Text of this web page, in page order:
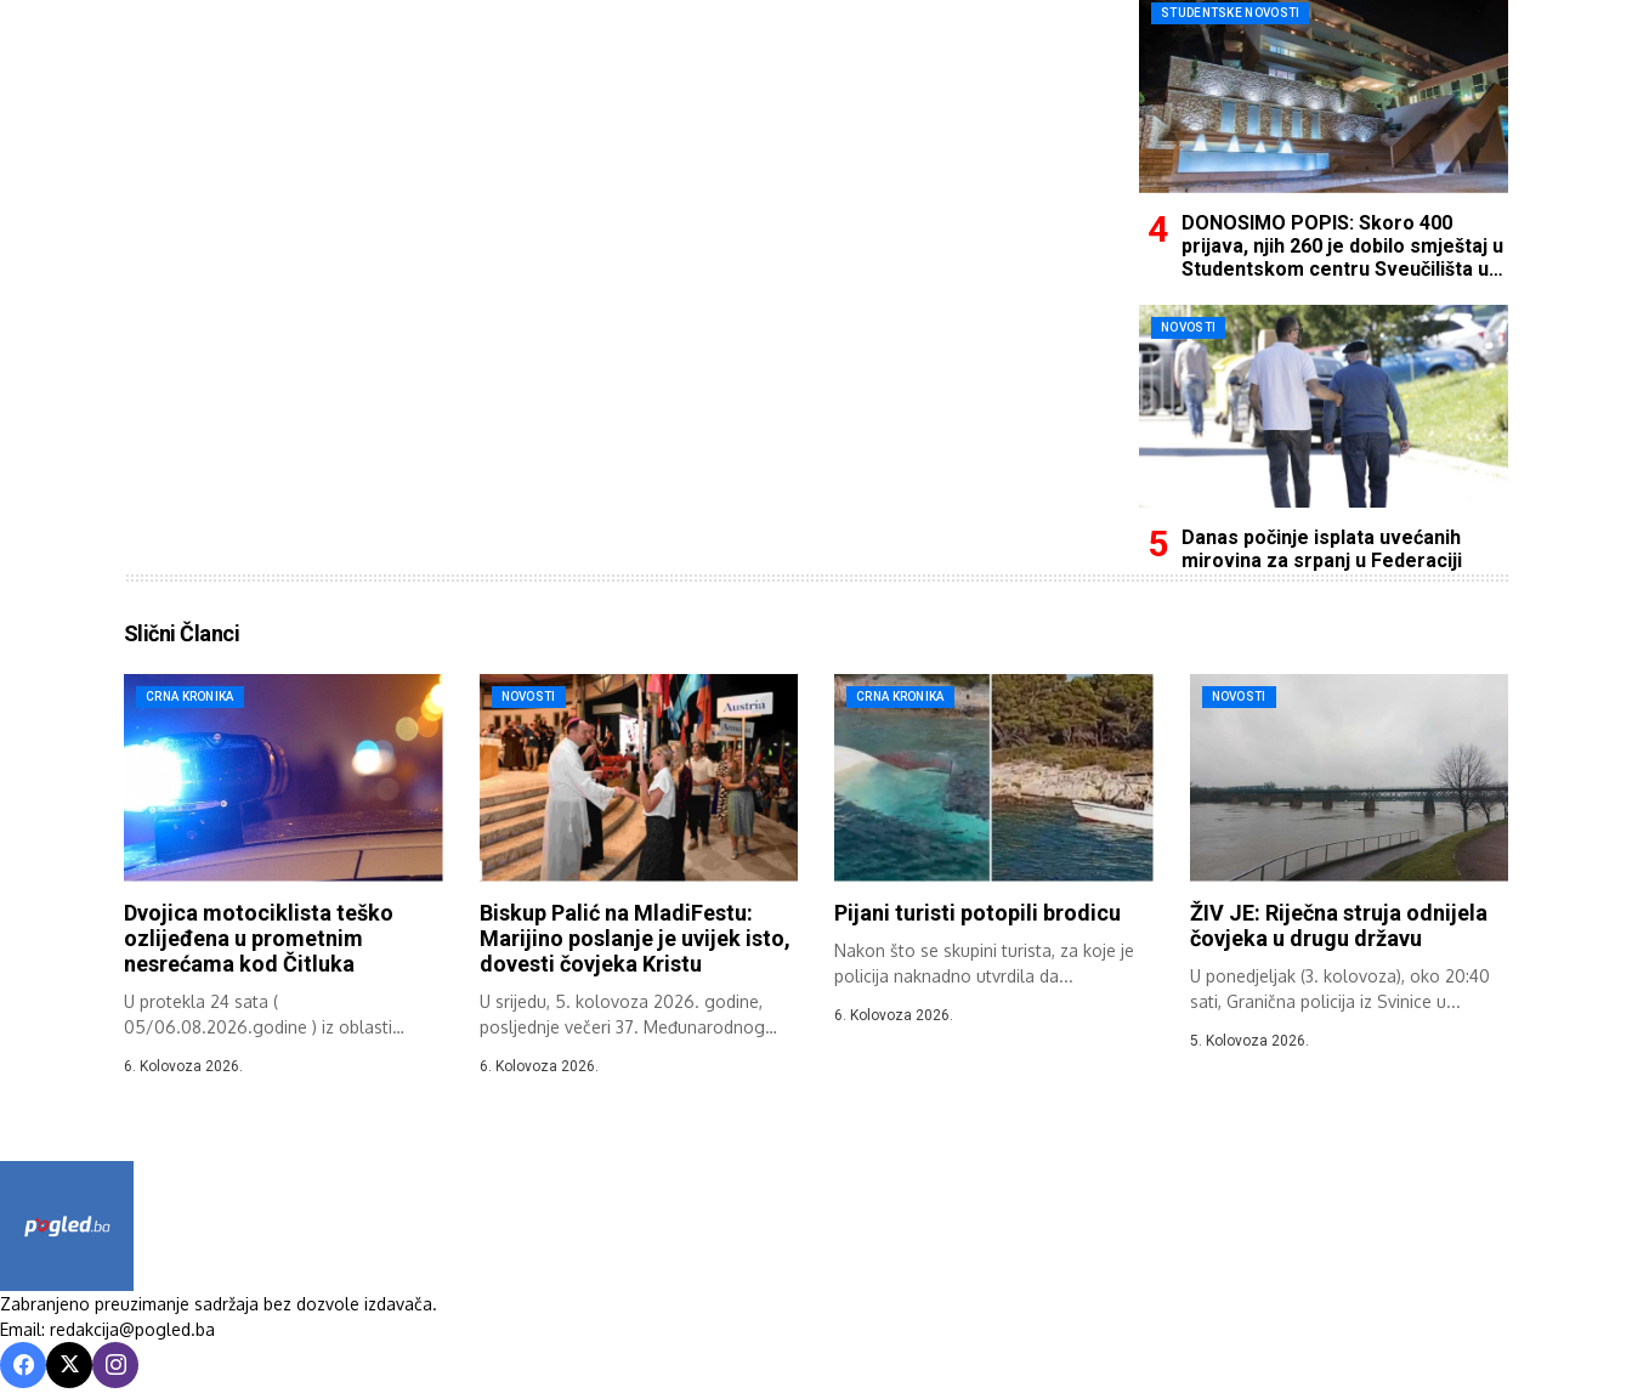
STUDENTSKE NOVOSTI
DONOSIMO POPIS: Skoro 400
prijava, njih 260 je dobilo smještaj u
Studentskom centru Sveučilišta u
NOVOSTI
Danas počinje isplata uvećanih
mirovina za srpanj u Federaciji
Slični Članci
CRNA KRONIKA
Dvojica motociklista teško
ozlijeđena u prometnim
nesrećama kod Čitluka
U protekla 24 sata (
05/06.08.2026.godine ) iz oblasti
6. Kolovoza 2026.
NOVOSTI
Biskup Palić na MladiFestu:
Marijino poslanje je uvijek isto,
dovesti čovjeka Kristu
U srijedu, 5. kolovoza 2026. godine,
posljednje večeri 37. Međunarodnog
6. Kolovoza 2026.
CRNA KRONIKA
Pijani turisti potopili brodicu
Nakon što se skupini turista, za koje je
policija naknadno utvrdila da...
6. Kolovoza 2026.
NOVOSTI
ŽIV JE: Riječna struja odnijela
čovjeka u drugu državu
U ponedjeljak (3. kolovoza), oko 20:40
sati, Granična policija iz Svinice u...
5. Kolovoza 2026.
Zabranjeno preuzimanje sadržaja bez dozvole izdavača.
Email: redakcija@pogled.ba